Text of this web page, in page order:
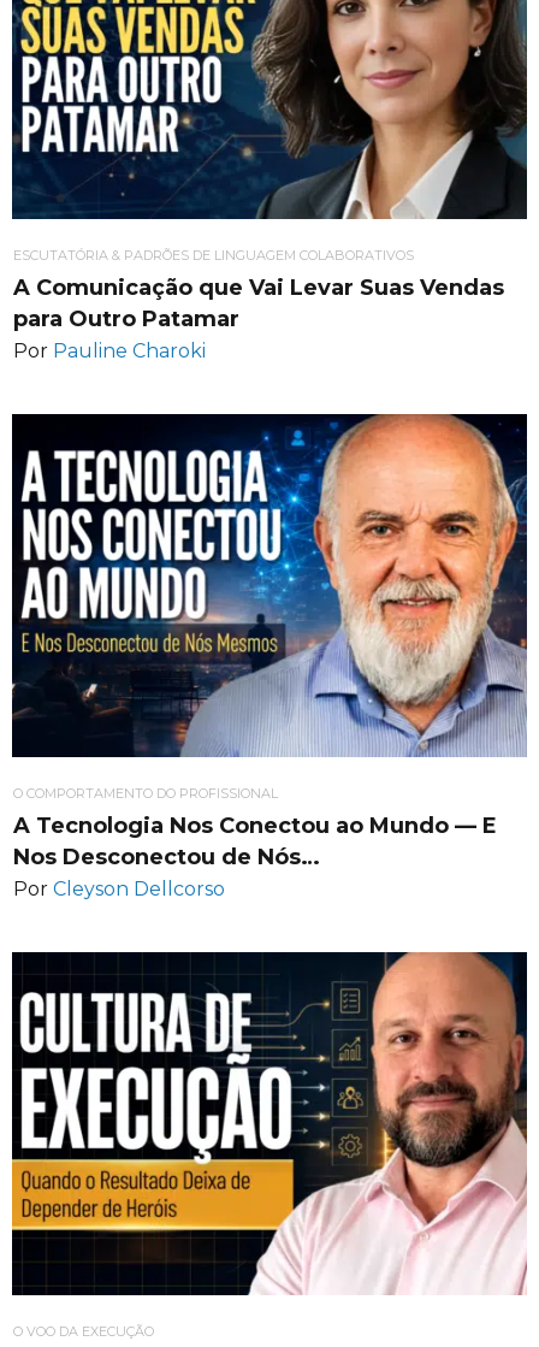
ESCUTATÓRIA & PADRÕES DE LINGUAGEM COLABORATIVOS
A Comunicação que Vai Levar Suas Vendas
para Outro Patamar
Por Pauline Charoki
O COMPORTAMENTO DO PROFISSIONAL
A Tecnologia Nos Conectou ao Mundo — E
Nos Desconectou de Nós…
Por Cleyson Dellcorso
O VOO DA EXECUÇÃO